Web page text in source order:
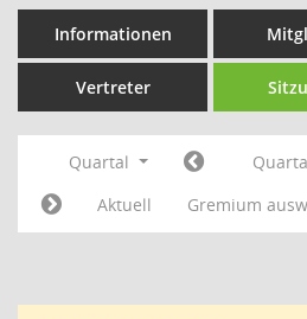
Informationen
Vertreter
Quartal
Aktuell
Gremium